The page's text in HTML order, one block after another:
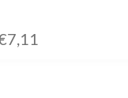
7,11
ADD TO CART